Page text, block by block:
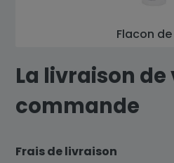
Flacon
La livraison de
commande
Frais de livraison